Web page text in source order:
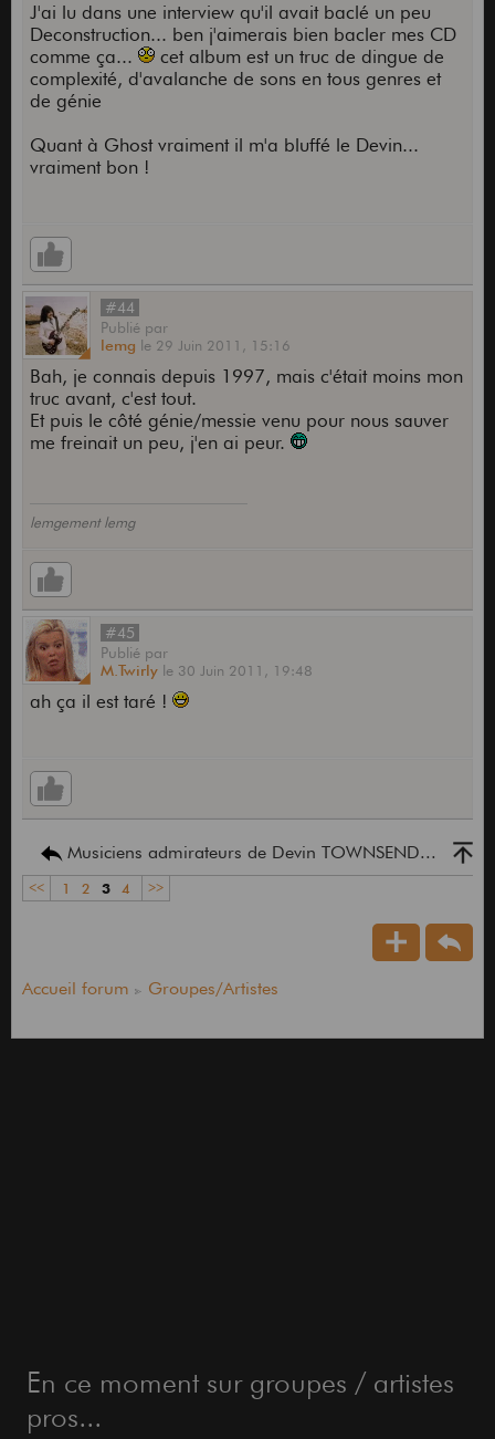
J'ai lu dans une interview qu'il avait baclé un peu
Deconstruction... ben j'aimerais bien bacler mes CD
comme ça...
cet album est un truc de dingue de
complexité, d'avalanche de sons en tous genres et
de génie
Quant à Ghost vraiment il m'a bluffé le Devin...
vraiment bon !
#44
Publié par
lemg le 29 Juin 2011, 15:16
Bah, je connais depuis 1997, mais c'était moins mon
truc avant, c'est tout.
Et puis le côté génie/messie venu pour nous sauver
me freinait un peu, j'en ai peur.
lemgement lemg
#45
Publié par
M.Twirly le 30 Juin 2011, 19:48
ah ça il est taré !
Musiciens admirateurs de Devin TOWNSEND...
<< 1 2 3 4 >>
Accueil forum Groupes/Artistes
En ce moment sur groupes / artistes
pros...